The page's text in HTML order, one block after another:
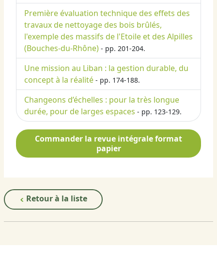
Première évaluation technique des effets des
travaux de nettoyage des bois brûlés,
l'exemple des massifs de l'Etoile et des Alpilles
(Bouches-du-Rhône) - pp. 201-204.
Une mission au Liban : la gestion durable, du
concept à la réalité - pp. 174-188.
Changeons d’échelles : pour la très longue
durée, pour de larges espaces - pp. 123-129.
Commander la revue intégrale format
papier
Retour à la liste